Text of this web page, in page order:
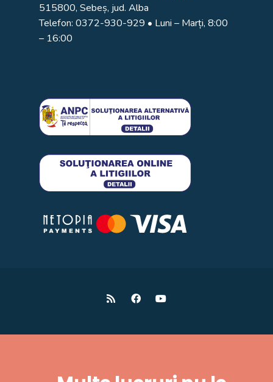
515800, Sebeș, jud. Alba
Telefon: 0372-930-929 • Luni – Marți, 8:00
– 16:00